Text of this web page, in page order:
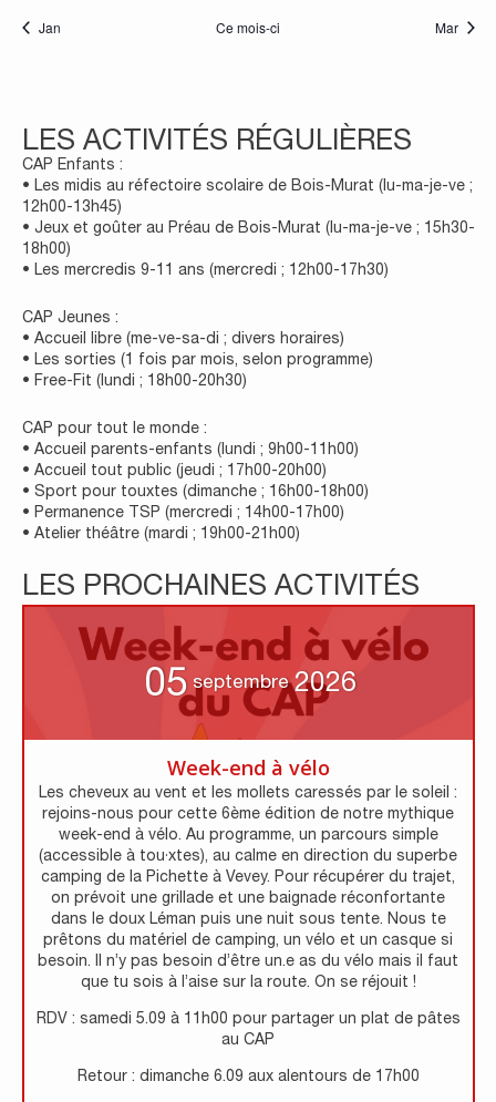
Jan Ce mois-ci Mar
LES ACTIVITÉS RÉGULIÈRES
CAP Enfants :
• Les midis au réfectoire scolaire de Bois-Murat (lu-ma-je-ve ;
12h00-13h45)
• Jeux et goûter au Préau de Bois-Murat (lu-ma-je-ve ; 15h30-
18h00)
• Les mercredis 9-11 ans (mercredi ; 12h00-17h30)
CAP Jeunes :
• Accueil libre (me-ve-sa-di ; divers horaires)
• Les sorties (1 fois par mois, selon programme)
• Free-Fit (lundi ; 18h00-20h30)
CAP pour tout le monde :
• Accueil parents-enfants (lundi ; 9h00-11h00)
• Accueil tout public (jeudi ; 17h00-20h00)
• Sport pour touxtes (dimanche ; 16h00-18h00)
• Permanence TSP (mercredi ; 14h00-17h00)
• Atelier théâtre (mardi ; 19h00-21h00)
LES PROCHAINES ACTIVITÉS
05 septembre 2026
Week-end à vélo
Les cheveux au vent et les mollets caressés par le soleil :
rejoins-nous pour cette 6ème édition de notre mythique
week-end à vélo. Au programme, un parcours simple
(accessible à tou·xtes), au calme en direction du superbe
camping de la Pichette à Vevey. Pour récupérer du trajet,
on prévoit une grillade et une baignade réconfortante
dans le doux Léman puis une nuit sous tente. Nous te
prêtons du matériel de camping, un vélo et un casque si
besoin. Il n’y pas besoin d’être un.e as du vélo mais il faut
que tu sois à l’aise sur la route. On se réjouit !
RDV : samedi 5.09 à 11h00 pour partager un plat de pâtes
au CAP
Retour : dimanche 6.09 aux alentours de 17h00